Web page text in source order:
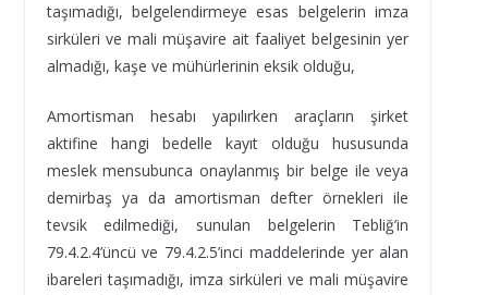
taşımadığı, belgelendirmeye esas belgelerin imza
sirküleri ve mali müşavire ait faaliyet belgesinin yer
almadığı, kaşe ve mühürlerinin eksik olduğu,
Amortisman hesabı yapılırken araçların şirket
aktifine hangi bedelle kayıt olduğu hususunda
meslek mensubunca onaylanmış bir belge ile veya
demirbaş ya da amortisman defter örnekleri ile
tevsik edilmediği, sunulan belgelerin Tebliğ’in
79.4.2.4’üncü ve 79.4.2.5’inci maddelerinde yer alan
ibareleri taşımadığı, imza sirküleri ve mali müşavire